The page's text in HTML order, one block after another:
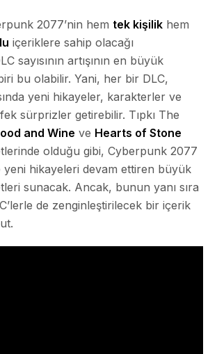
2077’nin hem tek kişilik hem
içeriklere sahip olacağı
sayısının artışının en büyük
bu olabilir. Yani, her bir DLC,
yeni hikayeler, karakterler ve
sürprizler getirebilir. Tıpkı The
and Wine ve Hearts of Stone
olduğu gibi, Cyberpunk 2077
yeni hikayeleri devam ettiren büyük
sunacak. Ancak, bunun yanı sıra
de zenginleştirilecek bir içerik